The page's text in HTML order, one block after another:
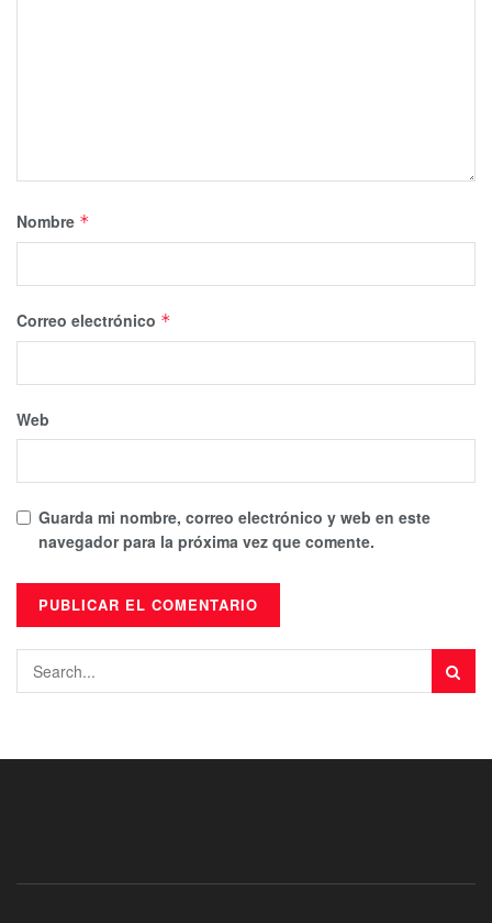
Nombre *
Correo electrónico *
Web
Guarda mi nombre, correo electrónico y web en este
navegador para la próxima vez que comente.